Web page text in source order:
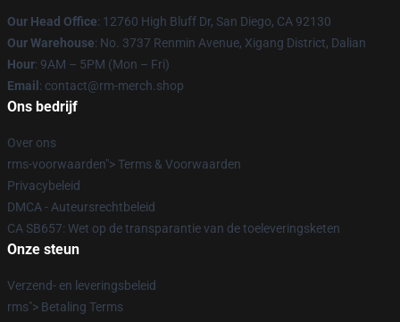
Our Head Office: 12760 High Bluff Dr, San Diego, CA 92130
Our Warehouse: No. 3737 Renmin Avenue, Xigang District, Dalian
Hour: 9AM – 5PM (Mon – Fri)
Email : contact@rm-merch.shop
Ons bedrijf
Over ons
rms-voorwaarden"> Terms & Voorwaarden
Privacybeleid
DMCA - Auteursrechtbeleid
CA SB657: Wet op de transparantie van de toeleveringsketen
Onze steun
Verzend- en leveringsbeleid
rms"> Betaling Terms